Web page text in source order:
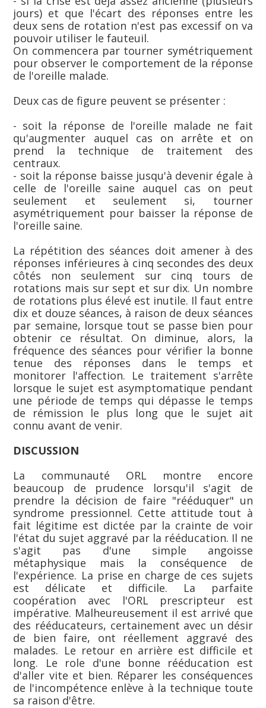
jours) et que l'écart des réponses entre les
deux sens de rotation n'est pas excessif on va
pouvoir utiliser le fauteuil.
On commencera par tourner symétriquement
pour observer le comportement de la réponse
de l'oreille malade.
Deux cas de figure peuvent se présenter :
- soit la réponse de l'oreille malade ne fait
qu'augmenter auquel cas on arrête et on
prend la technique de traitement des
centraux.
- soit la réponse baisse jusqu'à devenir égale à
celle de l'oreille saine auquel cas on peut
seulement et seulement si, tourner
asymétriquement pour baisser la réponse de
l'oreille saine.
La répétition des séances doit amener à des
réponses inférieures à cinq secondes des deux
côtés non seulement sur cinq tours de
rotations mais sur sept et sur dix. Un nombre
de rotations plus élevé est inutile. Il faut entre
dix et douze séances, à raison de deux séances
par semaine, lorsque tout se passe bien pour
obtenir ce résultat. On diminue, alors, la
fréquence des séances pour vérifier la bonne
tenue des réponses dans le temps et
monitorer l'affection. Le traitement s'arrête
lorsque le sujet est asymptomatique pendant
une période de temps qui dépasse le temps
de rémission le plus long que le sujet ait
connu avant de venir.
DISCUSSION
La communauté ORL montre encore
beaucoup de prudence lorsqu'il s'agit de
prendre la décision de faire "rééduquer" un
syndrome pressionnel. Cette attitude tout à
fait légitime est dictée par la crainte de voir
l'état du sujet aggravé par la rééducation. Il ne
s'agit pas d'une simple angoisse
métaphysique mais la conséquence de
l'expérience. La prise en charge de ces sujets
est délicate et difficile. La parfaite
coopération avec l'ORL prescripteur est
impérative. Malheureusement il est arrivé que
des rééducateurs, certainement avec un désir
de bien faire, ont réellement aggravé des
malades. Le retour en arrière est difficile et
long. Le role d'une bonne rééducation est
d'aller vite et bien. Réparer les conséquences
de l'incompétence enlève à la technique toute
sa raison d'être.